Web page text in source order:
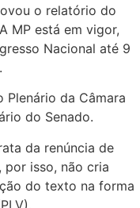
o relatório do
MP está em vigor,
Nacional até 9
Plenário da Câmara
do Senado.
da renúncia de
por isso, não cria
do texto na forma